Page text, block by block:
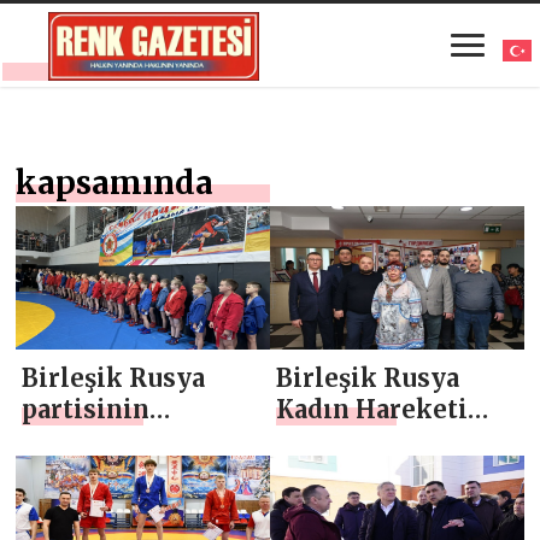
kapsamında
Birleşik Rusya
partisinin
Seçimi” projesi
kapsamında
Birleşik Rusya
Kadın Hareketi
kapsamında
Anadır’da bir şiir